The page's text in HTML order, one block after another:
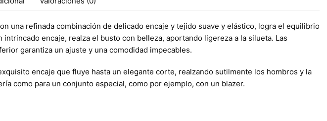
una refinada combinación de delicado encaje y tejido suave y elástico, logra el equilibrio
encaje, realza el busto con belleza, aportando ligereza a la silueta. Las
garantiza un ajuste y una comodidad impecables.
encaje que fluye hasta un elegante corte, realzando sutilmente los hombros y la
como para un conjunto especial, como por ejemplo, con un blazer.